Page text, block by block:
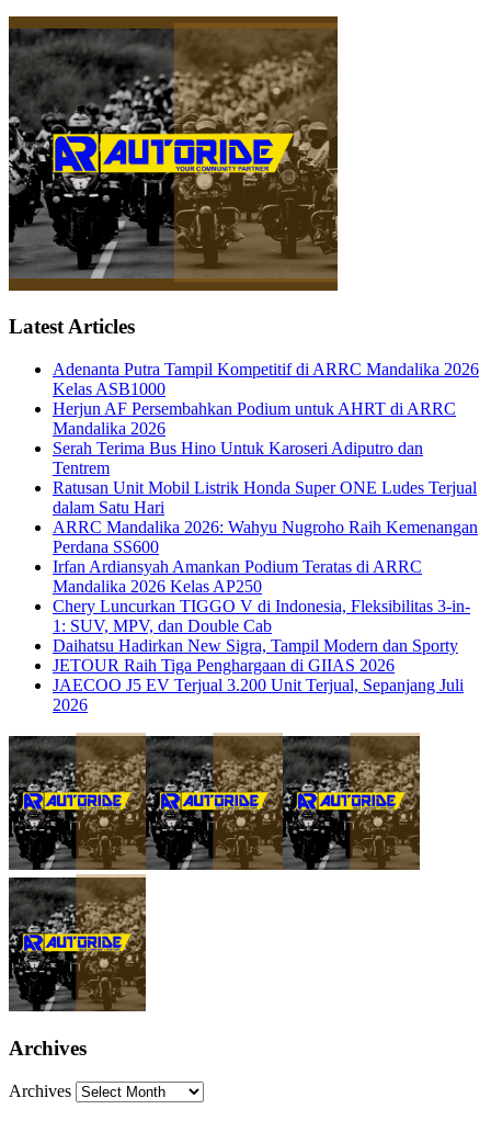
Latest Articles
Adenanta Putra Tampil Kompetitif di ARRC Mandalika 2026
Kelas ASB1000
Herjun AF Persembahkan Podium untuk AHRT di ARRC
Mandalika 2026
Serah Terima Bus Hino Untuk Karoseri Adiputro dan
Tentrem
Ratusan Unit Mobil Listrik Honda Super ONE Ludes Terjual
dalam Satu Hari
ARRC Mandalika 2026: Wahyu Nugroho Raih Kemenangan
Perdana SS600
Irfan Ardiansyah Amankan Podium Teratas di ARRC
Mandalika 2026 Kelas AP250
Chery Luncurkan TIGGO V di Indonesia, Fleksibilitas 3-in-
1: SUV, MPV, dan Double Cab
Daihatsu Hadirkan New Sigra, Tampil Modern dan Sporty
JETOUR Raih Tiga Penghargaan di GIIAS 2026
JAECOO J5 EV Terjual 3.200 Unit Terjual, Sepanjang Juli
2026
Archives
Archives